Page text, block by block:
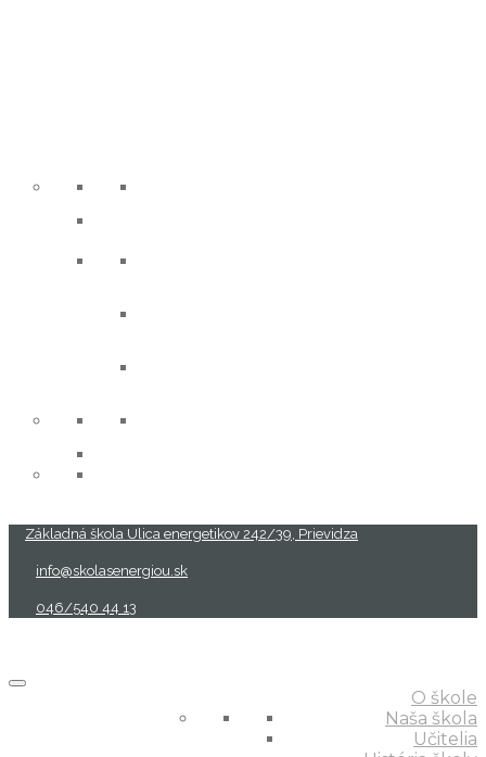
Základná škola Ulica energetikov 242/39, Prievidza
info@skolasenergiou.sk
046/540 44 13
O škole
Naša škola
Učitelia